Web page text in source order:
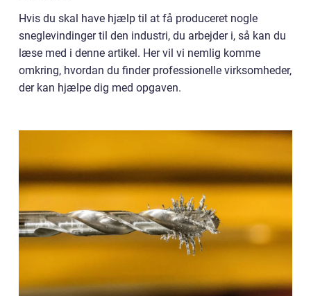
Hvis du skal have hjælp til at få produceret nogle
sneglevindinger til den industri, du arbejder i, så kan du
læse med i denne artikel. Her vil vi nemlig komme
omkring, hvordan du finder professionelle virksomheder,
der kan hjælpe dig med opgaven.